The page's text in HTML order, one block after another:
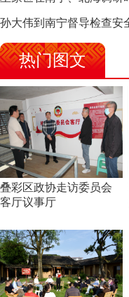
热门图文
叠彩区政协走访委员会
客厅议事厅